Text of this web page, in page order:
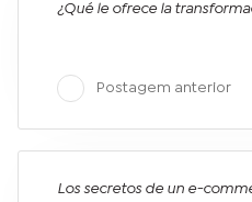
¿Qué le ofrece la
Postagem anterior
Los secretos de un e-